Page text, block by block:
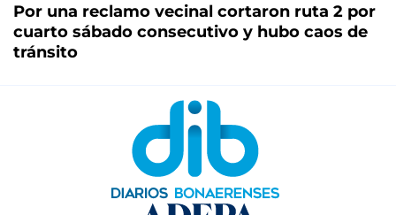
Por una reclamo vecinal cortaron ruta 2 por
cuarto sábado consecutivo y hubo caos de
tránsito